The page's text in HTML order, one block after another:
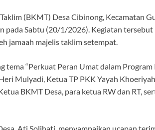
(BKMT) Desa Cibinong, Kecamatan
pada Sabtu (20/1/2026). Kegiatan tersebut
jamaah majelis taklim setempat.
tema “Perkuat Peran Umat dalam Program
Mulyadi, Ketua TP PKK Yayah
BKMT Desa, para ketua RW dan RT,